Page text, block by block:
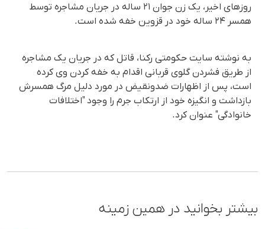
روزهای اخیر، یک زن جوان ۲۱ ساله در جریان مشاجره توسط
همسر ۲۴ ساله خود در قزوین خفه شده است.
به نوشته سایت حکومتی رکنا، قاتل که در جریان یک مشاجره
از طریق فشردن گلوی قربانی اقدام به خفه کردن وی کرده
است، پس از اظهارات ضدونقیض در مورد دلیل مرگ همسرش
بازداشت و انگیزه خود از ارتکاب جرم را وجود "اختلافات
خانوادگی" عنوان کرد.
بیشتر بخوانید در همین زمینه